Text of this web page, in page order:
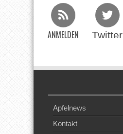
ANMELDEN Twitter
Apfelnews
Kontakt